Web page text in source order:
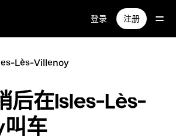
登录 注册
Lès-Villenoy
后在Isles-Lès-
车